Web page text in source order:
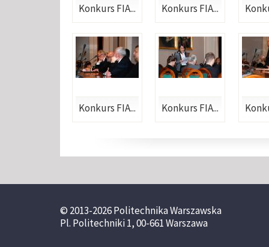
Konkurs FIA... Konkurs FIA...
Konkurs FIA... Konkurs FIA...
© 2013-2026 Politechnika Warszawska
Pl. Politechniki 1, 00-661 Warszawa